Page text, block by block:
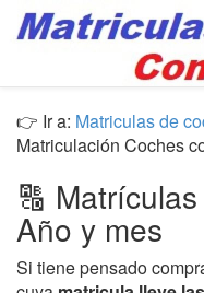
👉 Ir a: Matriculas de
Matriculación Coches
🔠
Año y mes
Si tiene pensado